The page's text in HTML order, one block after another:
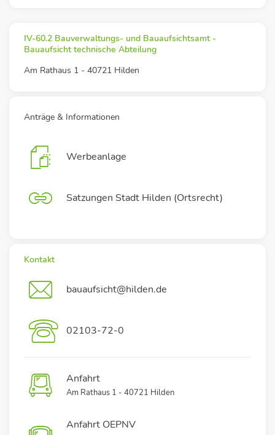
IV-60.2 Bauverwaltungs- und Bauaufsichtsamt -
Bauaufsicht technische Abteilung
Am Rathaus 1 - 40721 Hilden
Anträge & Informationen
Werbeanlage
Satzungen Stadt Hilden (Ortsrecht)
Kontakt
bauaufsicht@hilden.de
02103-72-0
Anfahrt
Am Rathaus 1 - 40721 Hilden
Anfahrt OEPNV